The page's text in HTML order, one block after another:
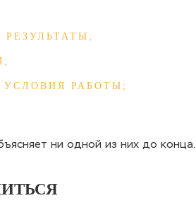
РАБОТЫ;
ни одной из них до конца.